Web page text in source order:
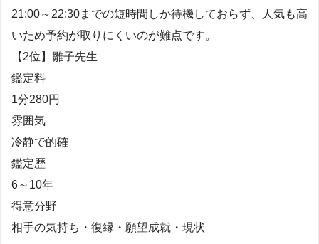
21:00～22:30までの短時間しか待機しておらず、人気も高
いため予約が取りにくいのが難点です。
【2位】雛子先生
鑑定料
1分280円
雰囲気
冷静で的確
鑑定歴
6～10年
得意分野
相手の気持ち・復縁・願望成就・現状